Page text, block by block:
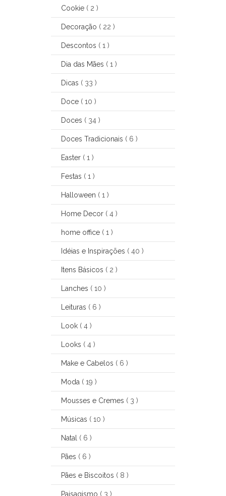
Cookie ( 2 )
Decoração ( 22 )
Descontos ( 1 )
Dia das Mães ( 1 )
Dicas ( 33 )
Doce ( 10 )
Doces ( 34 )
Doces Tradicionais ( 6 )
Easter ( 1 )
Festas ( 1 )
Halloween ( 1 )
Home Decor ( 4 )
home office ( 1 )
Idéias e Inspirações ( 40 )
Itens Básicos ( 2 )
Lanches ( 10 )
Leituras ( 6 )
Look ( 4 )
Looks ( 4 )
Make e Cabelos ( 6 )
Moda ( 19 )
Mousses e Cremes ( 3 )
Músicas ( 10 )
Natal ( 6 )
Pães ( 6 )
Pães e Biscoitos ( 8 )
Paisagismo ( 3 )